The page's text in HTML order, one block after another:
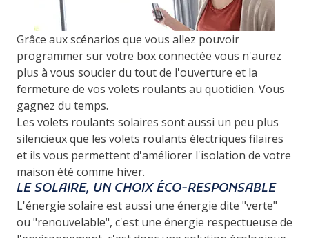
Grâce aux scénarios que vous allez pouvoir
programmer sur votre box connectée vous n'aurez
plus à vous soucier du tout de l'ouverture et la
fermeture de vos volets roulants au quotidien. Vous
gagnez du temps.
Les volets roulants solaires sont aussi un peu plus
silencieux que les volets roulants électriques filaires
et ils vous permettent d'améliorer l'isolation de votre
maison été comme hiver.
LE SOLAIRE, UN CHOIX ÉCO-RESPONSABLE
L'énergie solaire est aussi une énergie dite "verte"
ou "renouvelable", c'est une énergie respectueuse de